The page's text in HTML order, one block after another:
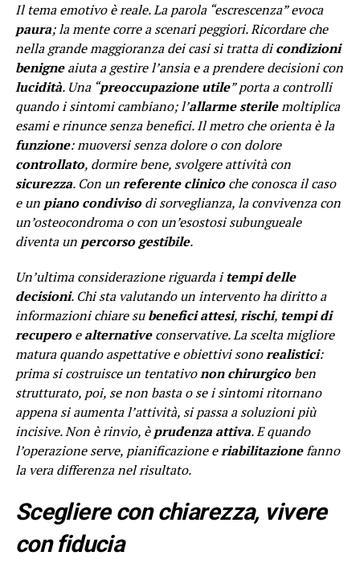
Il tema emotivo è reale. La parola “escrescenza” evoca
paura; la mente corre a scenari peggiori. Ricordare che
nella grande maggioranza dei casi si tratta dicondizioni
benigneaiuta a gestire l’ansia e a prendere decisioni con
lucidità. Una “preoccupazione utile” porta a controlli
quando i sintomi cambiano; l’allarme sterilemoltiplica
esami e rinunce senza benefici. Il metro che orienta è la
funzione: muoversi senza dolore o con dolore
controllato, dormire bene, svolgere attività con
sicurezza. Con unreferente clinicoche conosca il caso
e un piano condivisodi sorveglianza, la convivenza con
un’osteocondroma o con un’esostosi subungueale
diventa un percorso gestibile.
Un’ultima considerazione riguarda itempi delle
decisioni. Chi sta valutando un intervento ha diritto a
informazioni chiare subenefici attesi,rischi, tempi di
recuperoealternativeconservative. La scelta migliore
matura quando aspettative e obiettivi sonorealistici:
prima si costruisce un tentativonon chirurgicoben
strutturato, poi, se non basta o se i sintomi ritornano
appena si aumenta l’attività, si passa a soluzioni più
incisive. Non è rinvio, èprudenza attiva. E quando
l’operazione serve, pianificazione eriabilitazionefanno
la vera differenza nel risultato.
Scegliere con chiarezza, vivere
con fiducia